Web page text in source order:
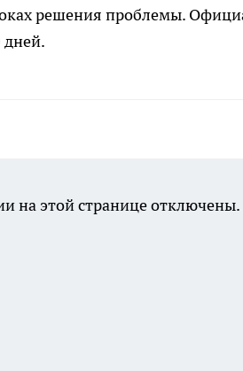
решения проблемы.
дней.
на этой странице отключены.